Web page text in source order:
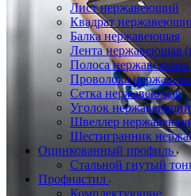
Лист нержавеющий
Квадрат
Балка нержавеющая
Лента нержавеющая
Полоса нержавеющая
Проволока
Сетка нержавеющая
Уголок нержавеющий
Швеллер
Шестигранник
Оцинкованный профиль
Стальной гнутый
Профнастил
Комплектующие